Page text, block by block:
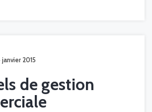
janvier 2015
de gestion